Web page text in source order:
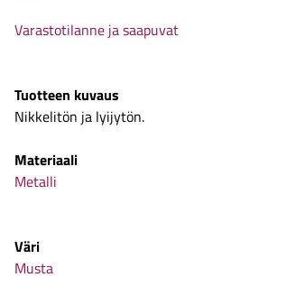
Varastotilanne ja saapuvat
Tuotteen kuvaus
Nikkelitön ja lyijytön.
Materiaali
Metalli
Väri
Musta